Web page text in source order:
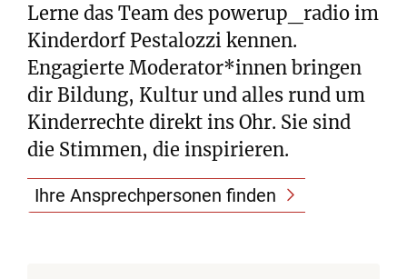
Lerne das Team des powerup_radio im
Kinderdorf Pestalozzi kennen.
Engagierte Moderator*innen bringen
dir Bildung, Kultur und alles rund um
Kinderrechte direkt ins Ohr. Sie sind
die Stimmen, die inspirieren.
Ihre Ansprechpersonen finden